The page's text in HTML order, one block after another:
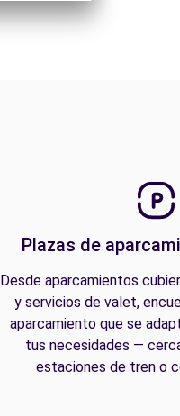
Plazas de
Desde aparcamientos
y servicios de valet,
aparcamiento que se
tus necesidades —
estaciones de tren o